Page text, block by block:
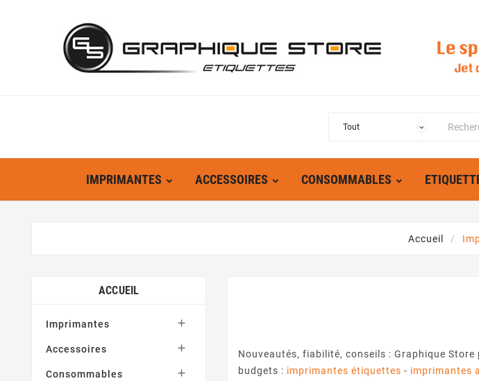
IMPRIMANTES ACCESSOIRES CONSOMMABLES
Accueil
ACCUEIL
Imprimantes 
Accessoires 
Consommables 
Nouveautés, fiabilité, conseils : Graphique
budgets : imprimantes étiquettes - imprimantes